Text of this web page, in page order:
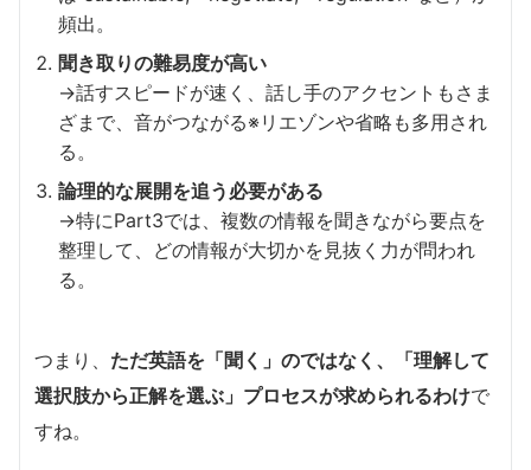
頻出。
聞き取りの難易度が高い
→話すスピードが速く、話し手のアクセントもさま
ざまで、音がつながる※リエゾンや省略も多用され
る。
論理的な展開を追う必要がある
→特にPart3では、複数の情報を聞きながら要点を
整理して、どの情報が大切かを見抜く力が問われ
る。
つまり、 ただ英語を「聞く」のではなく、「理解して
選択肢から正解を選ぶ」プロセスが求められるわけで
すね。